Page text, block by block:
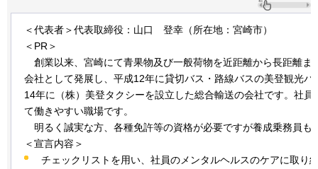
＜代表者＞代表取締役：山口 登幸 （所在地：宮崎市）
＜PR＞
創業以来、宮崎にて青果物及び一般荷物を近距離から長距離ま
会社として発展し、平成12年に貸切バス・路線バスの美登観光バ
14年に（株）美登タクシーを設立した総合輸送の会社です。社員
て働きやすい職場です。
明るく誠実な方、各種免許等の資格が必要ですが養成乗務員も
＜宣言内容＞
チェックリストを用い、社員のメンタルヘルスのケアに取り